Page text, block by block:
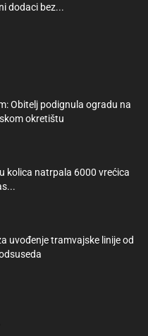
dodaci bez...
Obitelj podignula ogradu na
okretištu
kolica natrpala 6000 vrećica
uvođenje tramvajske linije od